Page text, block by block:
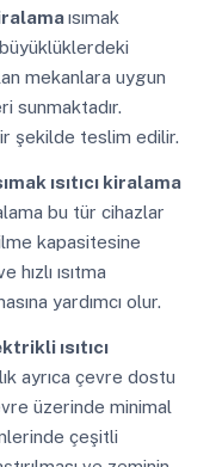
ısımak
mekanlara uygun
sunmaktadır.
şekilde teslim edilir.
ısıtıcı kiralama
bu tür cihazlar
kapasitesine
ısıtma
yardımcı olur.
ısıtıcı
ayrıca çevre dostu
üzerinde minimal
çeşitli